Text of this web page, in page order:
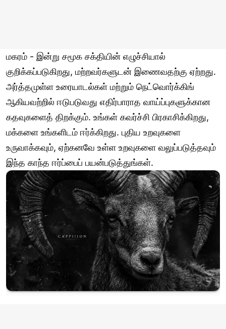
மகரம் - இன்று சமூக சக்தியின் எழுச்சியால்
குறிக்கப்படுகிறது, மற்றவர்களுடன் இணைவதற்கு ஏற்றது.
அர்த்தமுள்ள உரையாடல்கள் மற்றும் நெட்வொர்க்கிங்
ஆகியவற்றில் ஈடுபடுவது எதிர்பாராத வாய்ப்புகளுக்கான
கதவுகளைத் திறக்கும். உங்கள் கவர்ச்சி பிரகாசிக்கிறது,
மக்களை உங்களிடம் ஈர்க்கிறது. புதிய உறவுகளை
உருவாக்கவும், ஏற்கனவே உள்ள உறவுகளை வலுப்படுத்தவும்
இந்த காந்த ஈர்ப்பைப் பயன்படுத்துங்கள்.